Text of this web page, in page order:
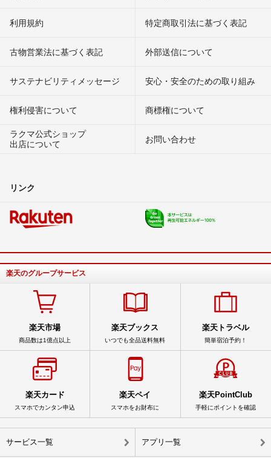
利用規約 特定商取引法に基づく表記
古物営業法に基づく表記 外部送信について
サステナビリティメッセージ 安心・安全のための取り組み
権利侵害について
商標権について
ラクマ公式ショップ
出店について
お問い合わせ
リンク
楽天のグループサービス
楽天市場
商品数は1億点以上
楽天ブックス
いつでも全品送料無料
楽天トラベル
簡単宿泊予約！
楽天カード
スマホでカンタン申込
楽天ペイ
スマホをお財布に
楽天PointClub
手軽にポイントを確認
サービス一覧 アプリ一覧